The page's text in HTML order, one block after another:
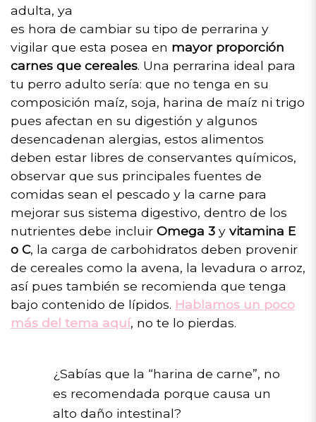
adulta, ya
es hora de cambiar su tipo de perrarina y
vigilar que esta posea en mayor proporción
carnes que cereales. Una perrarina ideal para
tu perro adulto sería: que no tenga en su
composición maíz, soja, harina de maíz ni trigo
pues afectan en su digestión y algunos
desencadenan alergias, estos alimentos
deben estar libres de conservantes químicos,
observar que sus principales fuentes de
comidas sean el pescado y la carne para
mejorar sus sistema digestivo, dentro de los
nutrientes debe incluir Omega 3 y vitamina E
o C, la carga de carbohidratos deben provenir
de cereales como la avena, la levadura o arroz,
así pues también se recomienda que tenga
bajo contenido de lípidos. Hablamos un poco
más del tema aquí, no te lo pierdas.
¿Sabías que la “harina de carne”, no
es recomendada porque causa un
alto daño intestinal?